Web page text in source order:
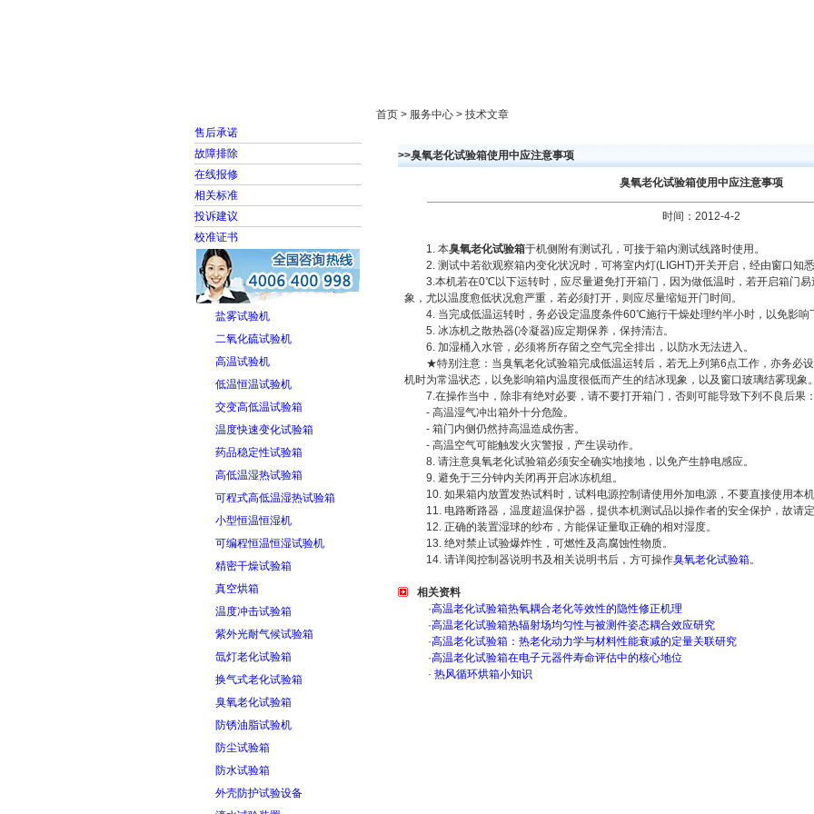
售后承诺
故障排除
在线报修
相关标准
投诉建议
校准证书
盐雾试验机
二氧化硫试验机
高温试验机
低温恒温试验机
交变高低温试验箱
温度快速变化试验箱
药品稳定性试验箱
高低温湿热试验箱
可程式高低温湿热试验箱
小型恒温恒湿机
可编程恒温恒湿试验机
精密干燥试验箱
真空烘箱
温度冲击试验箱
紫外光耐气候试验箱
氙灯老化试验箱
换气式老化试验箱
臭氧老化试验箱
防锈油脂试验机
防尘试验箱
防水试验箱
外壳防护试验设备
首页 > 服务中心 > 技术文章
>>臭氧老化试验箱使用中应注意事项
臭氧老化试验箱使用中应注意事项
时间：2012-4-2
1. 本臭氧老化试验箱于机侧附有测试孔，可接于箱内测试线路时使用。
2. 测试中若欲观察箱内变化状况时，可将室内灯(LIGHT)开关开启，经由窗口知悉
3.本机若在0℃以下运转时，应尽量避免打开箱门，因为做低温时，若开启箱门易
象，尤以温度愈低状况愈严重，若必须打开，则应尽量缩短开门时间。
4. 当完成低温运转时，务必设定温度条件60℃施行干燥处理约半小时，以免影响
5. 冰冻机之散热器(冷凝器)应定期保养，保持清洁。
6. 加湿桶入水管，必须将所存留之空气完全排出，以防水无法进入。
★特别注意：当臭氧老化试验箱完成低温运转后，若无上列第6点工作，亦务必
机时为常温状态，以免影响箱内温度很低而产生的结冰现象，以及窗口玻璃结雾现象。
7.在操作当中，除非有绝对必要，请不要打开箱门，否则可能导致下列不良后果：
- 高温湿气冲出箱外十分危险。
- 箱门内侧仍然持高温造成伤害。
- 高温空气可能触发火灾警报，产生误动作。
8. 请注意臭氧老化试验箱必须安全确实地接地，以免产生静电感应。
9. 避免于三分钟内关闭再开启冰冻机组。
10. 如果箱内放置发热试料时，试料电源控制请使用外加电源，不要直接使用本机
11. 电路断路器，温度超温保护器，提供本机测试品以操作者的安全保护，故请定
12. 正确的装置湿球的纱布，方能保证量取正确的相对湿度。
13. 绝对禁止试验爆炸性，可燃性及高腐蚀性物质。
14. 请详阅控制器说明书及相关说明书后，方可操作臭氧老化试验箱。
相关资料
·高温老化试验箱热氧耦合老化等效性的隐性修正机理
·高温老化试验箱热辐射场均匀性与被测件姿态耦合效应研究
·高温老化试验箱：热老化动力学与材料性能衰减的定量关联研究
·高温老化试验箱在电子元器件寿命评估中的核心地位
· 热风循环烘箱小知识